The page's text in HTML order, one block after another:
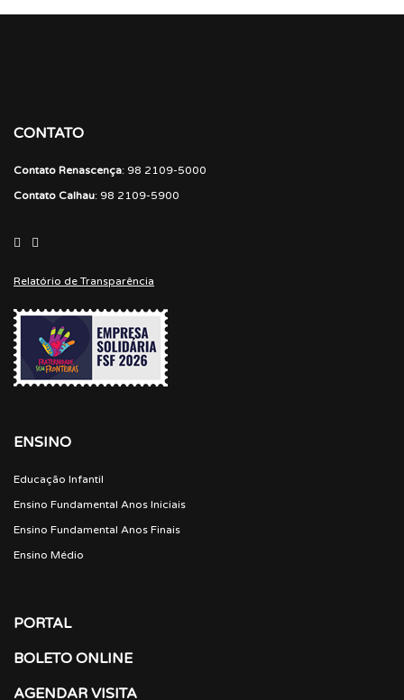
CONTATO
Contato Renascença: 98 2109-5000
Contato Calhau: 98 2109-5900
Relatório de Transparência
ENSINO
Educação Infantil
Ensino Fundamental Anos Iniciais
Ensino Fundamental Anos Finais
Ensino Médio
PORTAL
BOLETO ONLINE
AGENDAR VISITA